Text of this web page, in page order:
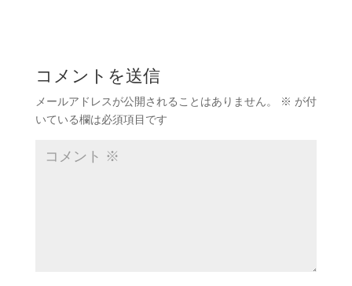
コメントを送信
メールアドレスが公開されることはありません。 ※ が付
いている欄は必須項目です